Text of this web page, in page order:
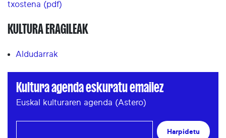
txostena (pdf)
KULTURA ERAGILEAK
Aldudarrak
Kultura agenda eskuratu emailez
Euskal kulturaren agenda (Astero)
Harpidetu